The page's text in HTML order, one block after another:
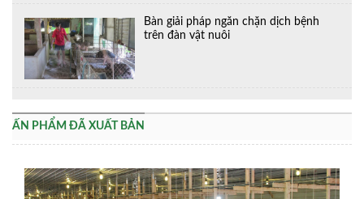
Bàn giải pháp ngăn chặn dịch bệnh
trên đàn vật nuôi
ẤN PHẨM ĐÃ XUẤT BẢN